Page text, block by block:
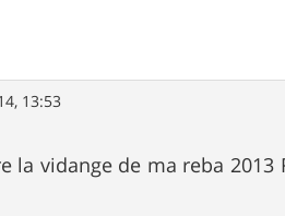
13:53
la vidange de ma reba